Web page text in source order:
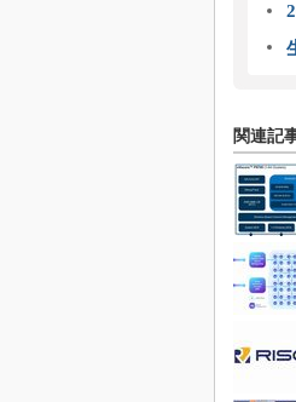
関連記